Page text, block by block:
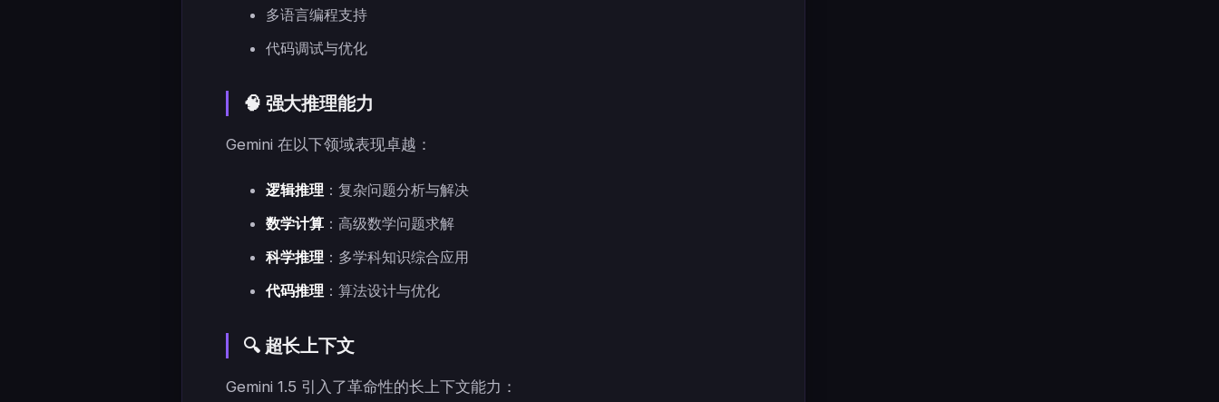
多语言编程支持
代码调试与优化
🧠 强大推理能力
Gemini 在以下领域表现卓越：
逻辑推理 ：复杂问题分析与解决
数学计算 ：高级数学问题求解
科学推理 ：多学科知识综合应用
代码推理 ：算法设计与优化
🔍 超长上下文
Gemini 1.5 引入了革命性的长上下文能力：